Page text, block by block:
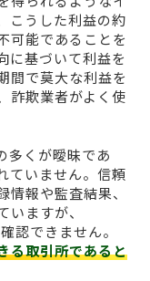
こうした利益の約
可能であることを
に基づいて利益を
間で莫大な利益を
詐欺業者がよく使
多くが曖昧であ
ていません。信頼
報や監査結果、
ますが、
認できません。
る取引所であると